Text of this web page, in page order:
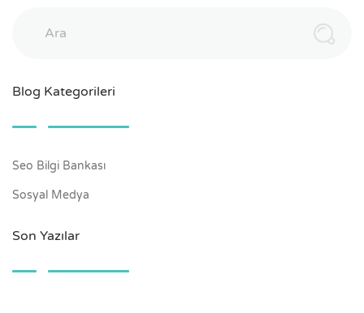
Blog Kategorileri
Seo Bilgi Bankası
Sosyal Medya
Son Yazılar